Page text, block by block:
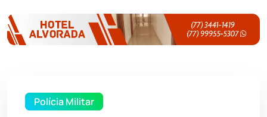
Polícia Militar